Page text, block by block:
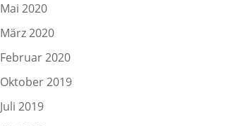
Mai 2020
März 2020
Februar 2020
Oktober 2019
Juli 2019